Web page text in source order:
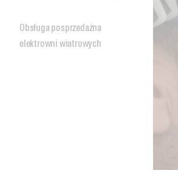
Obsługa posprzedażna
elektrowni wiatrowych